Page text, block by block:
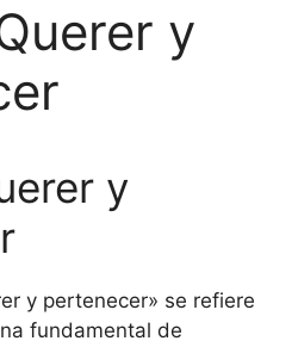
y
y
y pertenecer» se refiere
fundamental de